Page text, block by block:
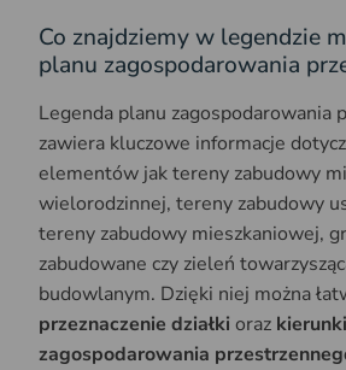
Co znajdziemy w legendzie
planu zagospodarowania
Legenda planu zagospodarowania
zawiera kluczowe informacje
elementów jak tereny zabudowy
wielorodzinnej, tereny zabudowy
tereny zabudowy mieszkaniowej,
zabudowane czy zieleń
budowlanym. Dzięki niej można
przeznaczenie działki oraz kierunki
zagospodarowania